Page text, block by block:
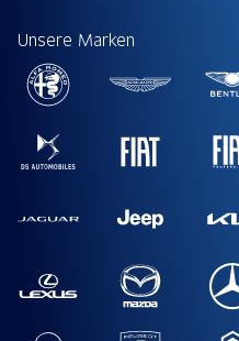
Unsere Marken